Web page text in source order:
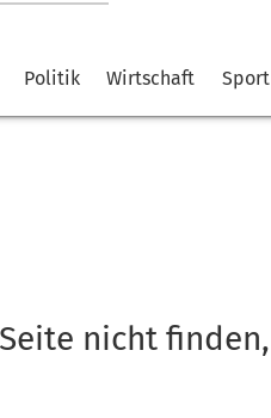
Politik Wirtschaft Sport
nicht finden,